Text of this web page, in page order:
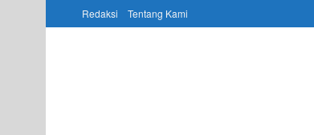
Redaksi Tentang Kami